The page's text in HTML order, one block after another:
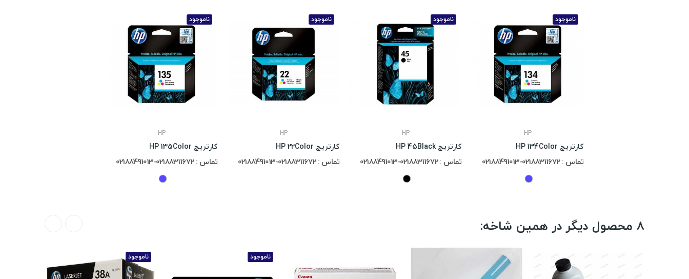
ناموجود
HP
کارتریج HP 135Color
تماس : 02188311672-02188491013
ناموجود
HP
کارتریج HP 22Color
تماس : 02188311672-02188491013
ناموجود
HP
کارتریج HP 45Black
تماس : 02188311672-02188491013
ناموجود
HP
کارتریج HP 134Color
تماس : 02188311672-02188491013
8 محصول دیگر در همین شاخه:
ناموجود ناموجود